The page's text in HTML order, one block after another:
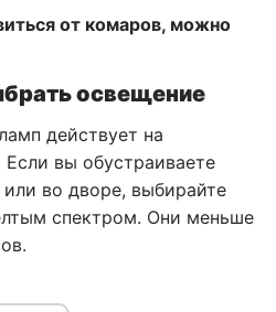
от комаров, можно
освещение
действует на
вы обустраиваете
во дворе, выбирайте
спектром. Они меньше